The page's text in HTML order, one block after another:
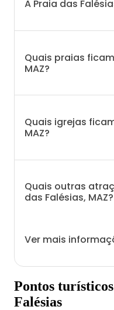
A Praia das
Quais praias
MAZ?
Quais igrejas
MAZ?
Quais outras
das Falésias, MAZ?
Ver mais
Pontos
Falésias